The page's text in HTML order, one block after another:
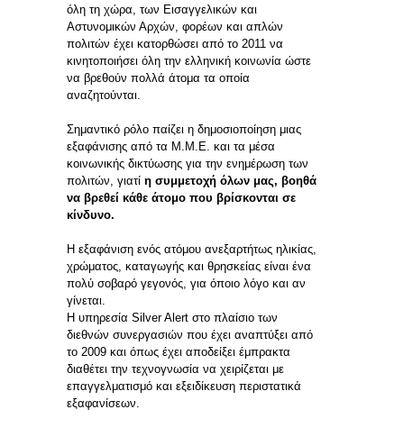
όλη τη χώρα, των Εισαγγελικών και
Αστυνομικών Αρχών, φορέων και απλών
πολιτών έχει κατορθώσει από το 2011 να
κινητοποιήσει όλη την ελληνική κοινωνία ώστε
να βρεθούν πολλά άτομα τα οποία
αναζητούνται.
Σημαντικό ρόλο παίζει η δημοσιοποίηση μιας
εξαφάνισης από τα Μ.Μ.Ε. και τα μέσα
κοινωνικής δικτύωσης για την ενημέρωση των
πολιτών, γιατί η συμμετοχή όλων μας, βοηθά
να βρεθεί κάθε άτομο που βρίσκονται σε
κίνδυνο.
Η εξαφάνιση ενός ατόμου ανεξαρτήτως ηλικίας,
χρώματος, καταγωγής και θρησκείας είναι ένα
πολύ σοβαρό γεγονός, για όποιο λόγο και αν
γίνεται.
Η υπηρεσία Silver Alert στο πλαίσιο των
διεθνών συνεργασιών που έχει αναπτύξει από
το 2009 και όπως έχει αποδείξει έμπρακτα
διαθέτει την τεχνογνωσία να χειρίζεται με
επαγγελματισμό και εξειδίκευση περιστατικά
εξαφανίσεων.